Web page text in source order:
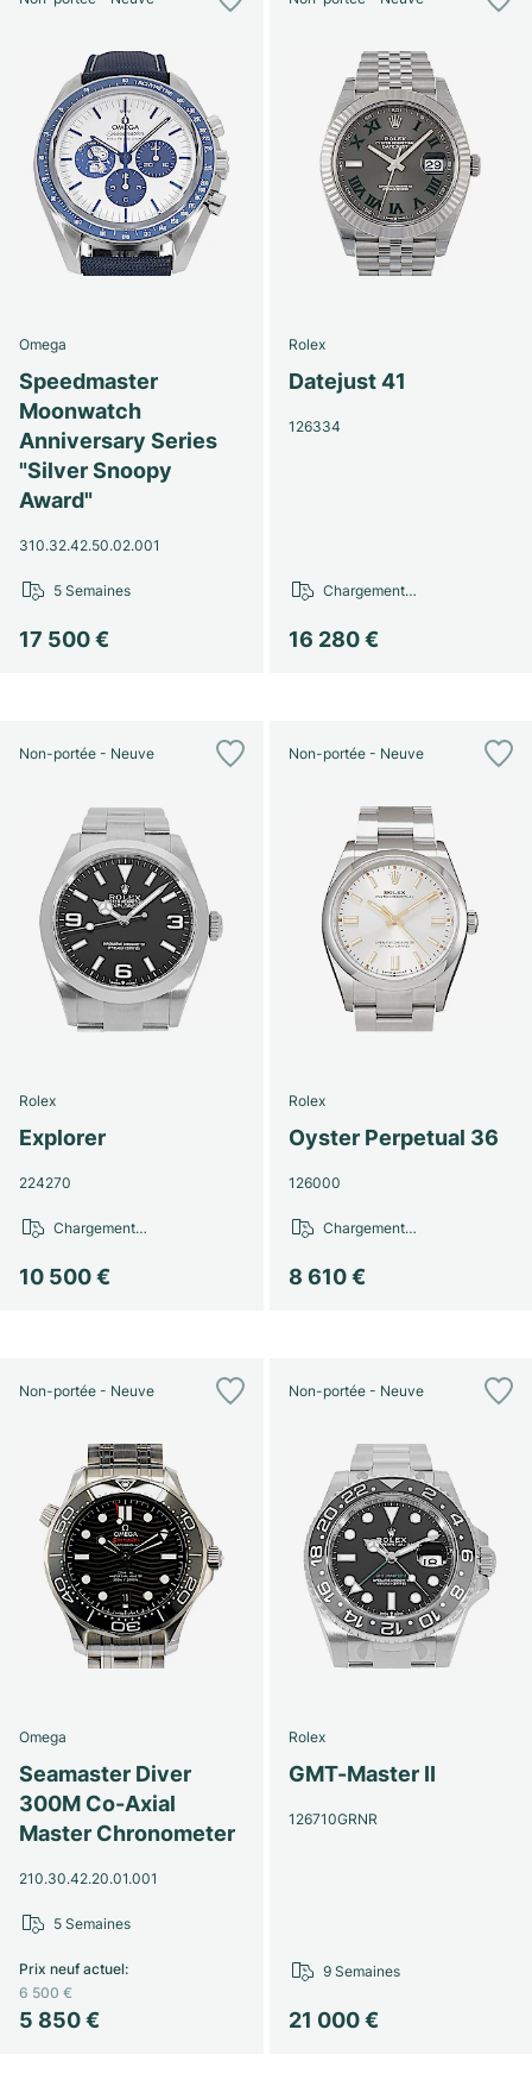
Omega
Speedmaster
Moonwatch
Anniversary Series
"Silver Snoopy
Award"
310.32.42.50.02.001
17 500 €
5 Semaines
Rolex
Datejust 41
126334
16 280 €
Chargement…
Non-portée - Neuve
Rolex
Explorer
224270
10 500 €
Chargement…
Non-portée - Neuve
Rolex
Oyster Perpetual 36
126000
8 610 €
Chargement…
Non-portée - Neuve
Omega
Seamaster Diver
300M Co-Axial
Master Chronometer
210.30.42.20.01.001
5 850 €
Prix neuf actuel:
6 500 €
5 Semaines
Non-portée - Neuve
Rolex
GMT-Master II
126710GRNR
21 000 €
9 Semaines